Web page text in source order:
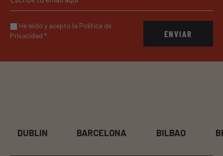
ENVIAR
He leído y acepto la Política de
Privacidad *
BARCELONA BILBAO BRUSELAS